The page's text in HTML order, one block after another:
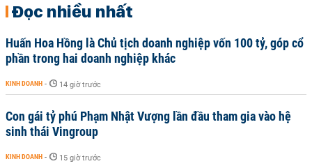
Đọc nhiều nhất
Huấn Hoa Hồng là Chủ tịch doanh nghiệp vốn 100 tỷ, góp cổ
phần trong hai doanh nghiệp khác
KINH DOANH - 14 giờ trước
Con gái tỷ phú Phạm Nhật Vượng lần đầu tham gia vào hệ
sinh thái Vingroup
KINH DOANH - 15 giờ trước